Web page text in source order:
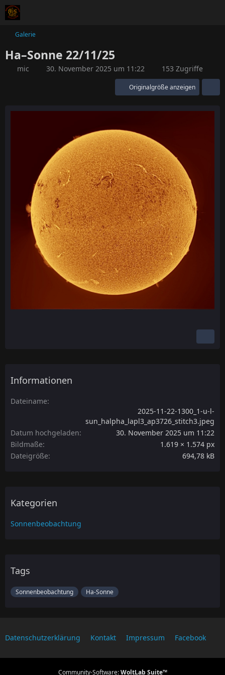
Galerie
Ha–Sonne 22/11/25
mic 30. November 2025 um 11:22 153 Zugriffe
Originalgröße anzeigen
Informationen
Dateiname
2025-11-22-1300_1-u-l-
sun_halpha_lapl3_ap3726_stitch3.jpeg
Datum hochgeladen
30. November 2025 um 11:22
Bildmaße
1.619 × 1.574 px
Dateigröße
694,78 kB
Kategorien
Sonnenbeobachtung
Tags
Sonnenbeobachtung Ha-Sonne
Datenschutzerklärung Kontakt Impressum Facebook
Community-Software:WoltLab Suite™